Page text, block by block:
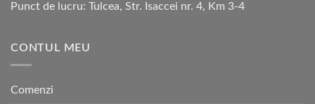
Punct de lucru: Tulcea, Str. Isaccei nr. 4, Km 3-4
CONTUL MEU
Comenzi